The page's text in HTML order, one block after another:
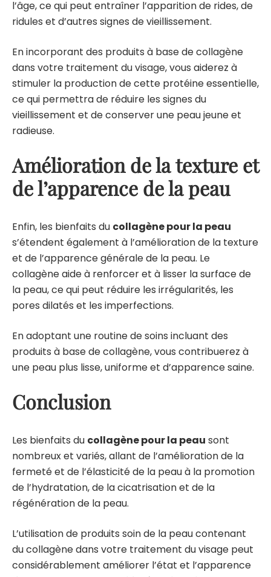
l’âge, ce qui peut entraîner l’apparition de rides, de
ridules et d’autres signes de vieillissement.
En incorporant des produits à base de collagène
dans votre traitement du visage, vous aiderez à
stimuler la production de cette protéine essentielle,
ce qui permettra de réduire les signes du
vieillissement et de conserver une peau jeune et
radieuse.
Amélioration de la texture et
de l’apparence de la peau
Enfin, les bienfaits du collagène pour la peau
s’étendent également à l’amélioration de la texture
et de l’apparence générale de la peau. Le
collagène aide à renforcer et à lisser la surface de
la peau, ce qui peut réduire les irrégularités, les
pores dilatés et les imperfections.
En adoptant une routine de soins incluant des
produits à base de collagène, vous contribuerez à
une peau plus lisse, uniforme et d’apparence saine.
Conclusion
Les bienfaits du collagène pour la peau sont
nombreux et variés, allant de l’amélioration de la
fermeté et de l’élasticité de la peau à la promotion
de l’hydratation, de la cicatrisation et de la
régénération de la peau.
L’utilisation de produits soin de la peau contenant
du collagène dans votre traitement du visage peut
considérablement améliorer l’état et l’apparence